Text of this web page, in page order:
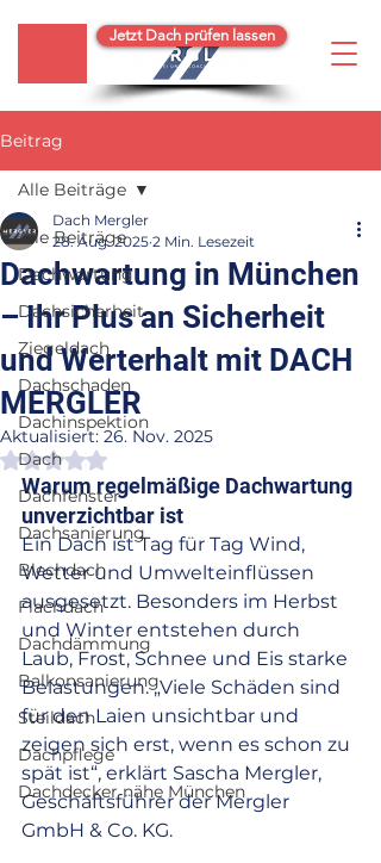
Jetzt Dach prüfen lassen
Beitrag
Alle Beiträge
Dachwartung
Dachsicherheit
Ziegeldach
Dachschaden
Dachinspektion
Dach
Dachfenster
Dachsanierung
Blechdach
Flachdach
Dachdämmung
Balkonsanierung
Steildach
Dachpflege
Dachdecker nähe München
Alle Beiträge
Dachwartung in München
– Ihr Plus an Sicherheit
und Werterhalt mit DACH
MERGLER
Dach Mergler
28. Aug. 2025 2 Min. Lesezeit
Aktualisiert: 26. Nov. 2025
Mit NaN von 5 Sternen bewertet.
Warum regelmäßige Dachwartung
unverzichtbar ist
Ein Dach ist Tag für Tag Wind,
Wetter und Umwelteinflüssen
ausgesetzt. Besonders im Herbst
und Winter entstehen durch
Laub, Frost, Schnee und Eis starke
Belastungen. „Viele Schäden sind
für den Laien unsichtbar und
zeigen sich erst, wenn es schon zu
spät ist“, erklärt Sascha Mergler,
Geschäftsführer der Mergler
GmbH & Co. KG.